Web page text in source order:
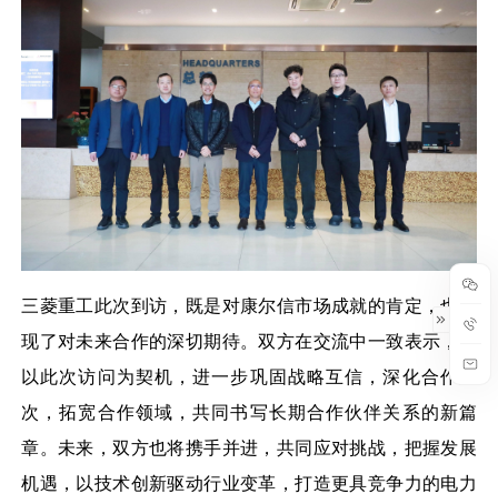
三菱重工此次到访，既是对康尔信市场成就的肯定，也体
现了对未来合作的深切期待。双方在交流中一致表示，将
以此次访问为契机，进一步巩固战略互信，深化合作层
次，拓宽合作领域，共同书写长期合作伙伴关系的新篇
章。未来，双方也将携手并进，共同应对挑战，把握发展
机遇，以技术创新驱动行业变革，打造更具竞争力的电力